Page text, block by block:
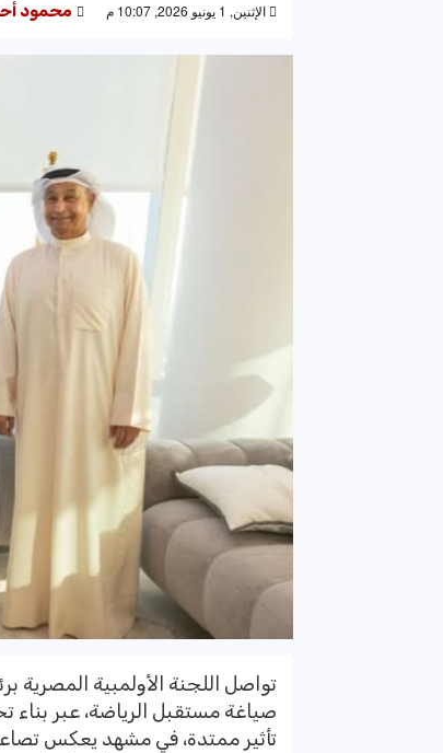
الإثنين, 1 يونيو 2026, 10:07 م محمود
تواصل اللجنة الأولمبية
صياغة مستقبل الرياضة، عبر بناء
تأثير ممتدة، في مشهد يعكس تصاعد